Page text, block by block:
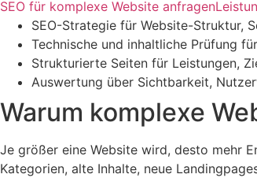
SEO für komplexe Website anfragen
SEO-Strategie für Website-Struktur,
Technische und inhaltliche Prüfung
Strukturierte Seiten für Leistungen,
Auswertung über Sichtbarkeit,
Warum komplexe
Je größer eine Website wird, desto mehr
Kategorien, alte Inhalte, neue